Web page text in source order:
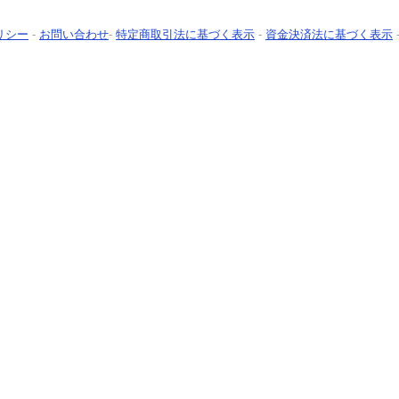
シー - お問い合わせ- 特定商取引法に基づく表示 - 資金決済法に基づく表示 -